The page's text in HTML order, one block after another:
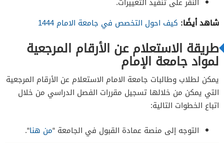
شاهد أيضًا: كيف احول التخصص في جامعة الامام 1444
طريقة الاستعلام عن الأرقام المرجعية
لمواد جامعة الإمام
يمكن لطلاب وطالبات جامعة الامام الاستعلام عن الأرقام المرجعية
التي يمكن من خلالها تسجيل مقررات الفصل الدراسي من خلال
اتباع الخطوات التالية:
التوجه إلى منصة عمادة القبول في الجامعة “من هنا“.